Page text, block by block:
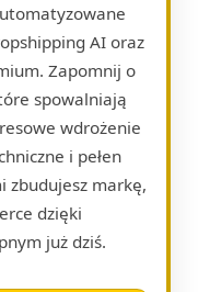
AI oraz
Zapomnij o
spowalniają
wdrożenie
i pełen
zbudujesz markę,
dzięki
już dziś.